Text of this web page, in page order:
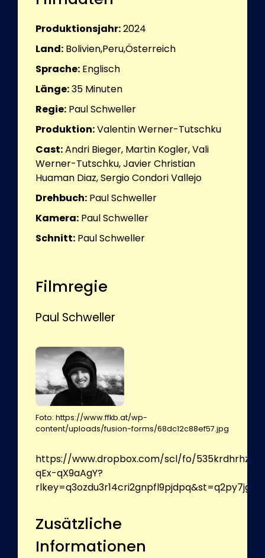
Produktionsjahr:2024
Land: Bolivien,Peru,Österreich
Sprache: Englisch
Länge:35 Minuten
Regie: Paul Schweller
Produktion:Valentin Werner-Tutschku
Cast:Andri Bieger, Martin Kogler, Vali
Werner-Tutschku, Javier Christian
Huaman Diaz, Sergio Condori Vallejo
Drehbuch: Paul Schweller
Kamera: Paul Schweller
Schnitt: Paul Schweller
Filmregie
Paul Schweller
Foto: https://www.ffkb.at/wp-
content/uploads/fusion-forms/68dc12c88ef57.jpg
https://www.dropbox.com/scl/fo/
qEx-qX9aAgY?
Zusätzliche
Informationen